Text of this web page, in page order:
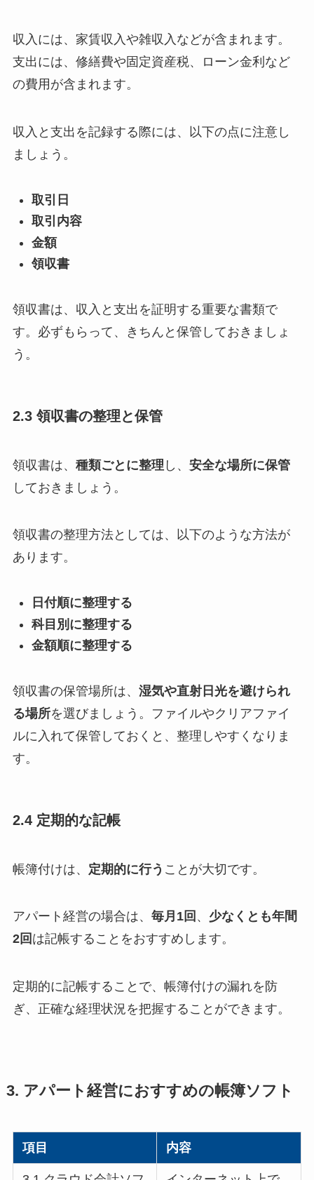
収入には、家賃収入や雑収入などが含まれます。
支出には、修繕費や固定資産税、ローン金利など
の費用が含まれます。
収入と支出を記録する際には、以下の点に注意し
ましょう。
取引日
取引内容
金額
領収書
領収書は、収入と支出を証明する重要な書類で
す。必ずもらって、きちんと保管しておきましょ
う。
2.3 領収書の整理と保管
領収書は、 種類ごとに整理 し、 安全な場所に保管
しておきましょう。
領収書の整理方法としては、以下のような方法が
あります。
日付順に整理する
科目別に整理する
金額順に整理する
領収書の保管場所は、 湿気や直射日光を避けられ
る場所を選びましょう。ファイルやクリアファイ
ルに入れて保管しておくと、整理しやすくなりま
す。
2.4 定期的な記帳
帳簿付けは、 定期的に行う ことが大切です。
アパート経営の場合は、 毎月1回 、 少なくとも年間
2回 は記帳することをおすすめします。
定期的に記帳することで、帳簿付けの漏れを防
ぎ、正確な経理状況を把握することができます。
3. アパート経営におすすめの帳簿ソフト
項目 内容